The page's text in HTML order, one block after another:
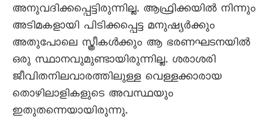
അനുവദിക്കപ്പെട്ടിരുന്നില്ല. ആഫ്രിക്കയിൽ നിന്നും
അടിമകളായി പിടിക്കപ്പെട്ട മനുഷ്യർക്കും
അതുപോലെ സ്ത്രീകൾക്കും ആ ഭരണഘടനയിൽ
ഒരു സ്ഥാനവുമുണ്ടായിരുന്നില്ല. ശരാശരി
ജീവിതനിലവാരത്തിലുള്ള വെള്ളക്കാരായ
തൊഴിലാളികളുടെ അവസ്ഥയും
ഇതുതന്നെയായിരുന്നു.